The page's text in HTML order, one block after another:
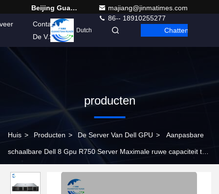
Beijing Guangtian Runze Technology Co., Ltd.
majiang@jinmatimes.com
86-- 18910255277
Contact
De V.S.
Dutch Chatten
producten
Huis > Producten > De Server Van Dell GPU > Aanpasbare
schaalbare Dell 8 Gpu R750 Server Maximale ruwe capaciteit tot